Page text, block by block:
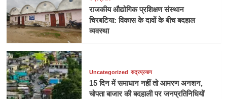
राजकीय औद्योगिक प्रशिक्षण संस्थान
चिरबटिया: विकास के दावों के बीच बदहाल
व्यवस्था
Uncategorized रुद्रप्रयाग
15 दिन में समाधान नहीं तो आमरण अनशन,
चोपता बाजार की बदहाली पर जनप्रतिनिधियों